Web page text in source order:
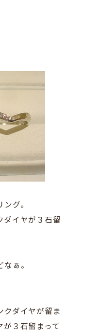
グ。
イヤが３石留
ぁ。
ダイヤが留ま
３石留まって